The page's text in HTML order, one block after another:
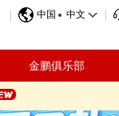
中国 中文
金鹏俱乐部
2026.09.08）
2026.09.08）
温馨提示